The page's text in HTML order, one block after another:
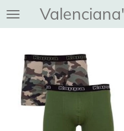
Ga
direct
hoofdinhoud